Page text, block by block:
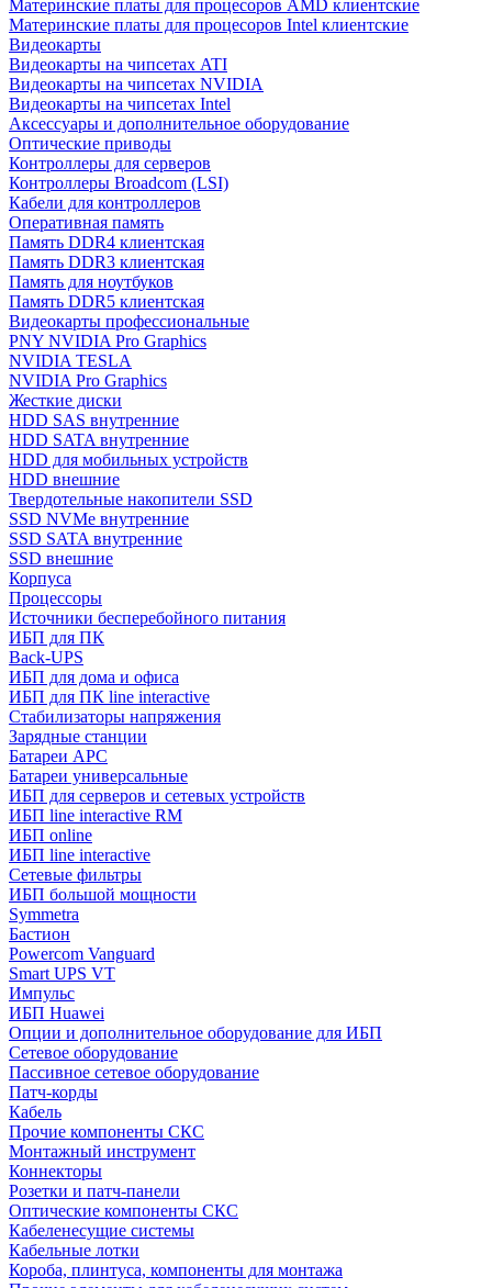
Материнские платы для процесоров AMD клиентские
Материнские платы для процесоров Intel клиентские
Видеокарты
Видеокарты на чипсетах ATI
Видеокарты на чипсетах NVIDIA
Видеокарты на чипсетах Intel
Аксессуары и дополнительное оборудование
Оптические приводы
Контроллеры для серверов
Контроллеры Broadcom (LSI)
Кабели для контроллеров
Оперативная память
Память DDR4 клиентская
Память DDR3 клиентская
Память для ноутбуков
Память DDR5 клиентская
Видеокарты профессиональные
PNY NVIDIA Pro Graphics
NVIDIA TESLA
NVIDIA Pro Graphics
Жесткие диски
HDD SAS внутренние
HDD SATA внутренние
HDD для мобильных устройств
HDD внешние
Твердотельные накопители SSD
SSD NVMe внутренние
SSD SATA внутренние
SSD внешние
Корпуса
Процессоры
Источники бесперебойного питания
ИБП для ПК
Back-UPS
ИБП для дома и офиса
ИБП для ПК linе interactive
Стабилизаторы напряжения
Зарядные станции
Батареи APC
Батареи универсальные
ИБП для серверов и сетевых устройств
ИБП line interactive RM
ИБП online
ИБП linе interactive
Сетевые фильтры
ИБП большой мощности
Symmetra
Бастион
Powercom Vanguard
Smart UPS VT
Импульс
ИБП Huawei
Опции и дополнительное оборудование для ИБП
Сетевое оборудование
Пассивное сетевое оборудование
Патч-корды
Кабель
Прочие компоненты СКС
Монтажный инструмент
Коннекторы
Розетки и патч-панели
Оптические компоненты СКС
Кабеленесущие системы
Кабельные лотки
Короба, плинтуса, компоненты для монтажа